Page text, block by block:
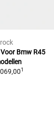
Bmw R45
1